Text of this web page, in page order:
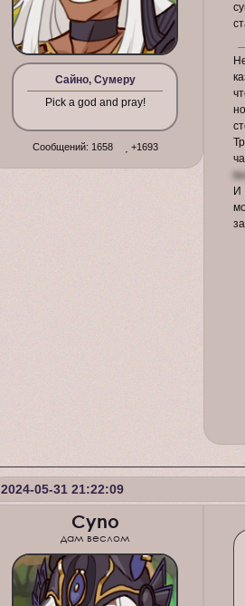
Сайно, Сумеру
Pick a god and pray!
Сообщений: 1658 +1693
И
2024-05-31 21:22:09
Cyno
дам веслом